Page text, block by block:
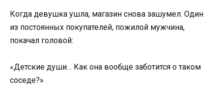
Когда девушка ушла, магазин снова зашумел. Один
из постоянных покупателей, пожилой мужчина,
покачал головой:
«Детские души… Как она вообще заботится о таком
соседе?»